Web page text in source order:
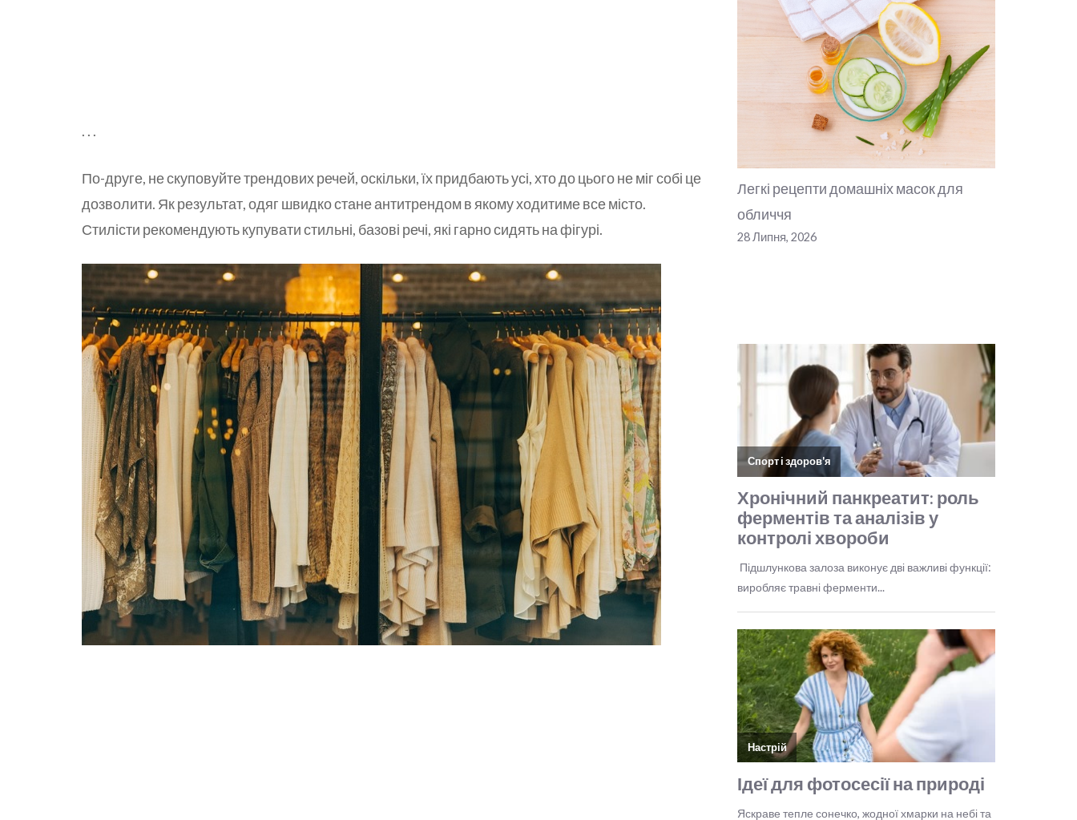
. . .
По-друге, не скуповуйте трендових речей, оскільки, їх придбають усі, хто до цього не міг собі це
дозволити. Як результат, одяг швидко стане антитрендом в якому ходитиме все місто.
Стилісти рекомендують купувати стильні, базові речі, які гарно сидять на фігурі.
Легкі рецепти домашніх масок для
обличчя
28 Липня, 2026